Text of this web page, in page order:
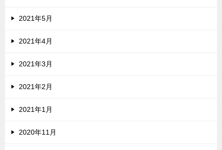
2021年5月
2021年4月
2021年3月
2021年2月
2021年1月
2020年11月